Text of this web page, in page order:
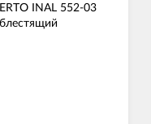
INAL 552-03